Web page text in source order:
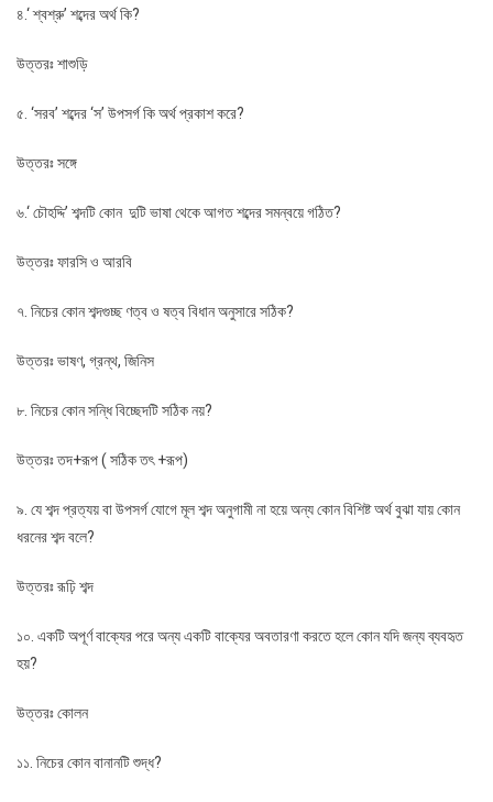
৪.‘ শ্বশ্রু’ শব্দের অর্থ কি?
উত্তরঃ শাশুড়ি
৫. ‘সরব’ শব্দের ‘স’ উপসর্গ কি অর্থ প্রকাশ করে?
উত্তরঃ সঙ্গে
৬.‘ চৌহদ্দি’ শব্দটি কোন দুটি ভাষা থেকে আগত শব্দের সমন্বয়ে গঠিত?
উত্তরঃ ফারসি ও আরবি
৭. নিচের কোন শব্দগুচ্ছ ণত্ব ও ষত্ব বিধান অনুসারে সঠিক?
উত্তরঃ ভাষণ, গ্রন্থ, জিনিস
৮. নিচের কোন সন্ধি বিচ্ছেদটি সঠিক নয়?
উত্তরঃ তদ+রূপ ( সঠিক তৎ +রূপ)
৯. যে শব্দ প্রত্যয় বা উপসর্গ যোগে মূল শব্দ অনুগামী না হয়ে অন্য কোন বিশিষ্ট অর্থ বুঝা যায় কোন
ধরনের শব্দ বলে?
উত্তরঃ রূঢ়ি শব্দ
১০. একটি অপূর্ণ বাক্যের পরে অন্য একটি বাক্যের অবতারণা করতে হলে কোন যদি জন্য ব্যবহৃত
হয়?
উত্তরঃ কোলন
১১. নিচের কোন বানানটি শুদ্ধ?